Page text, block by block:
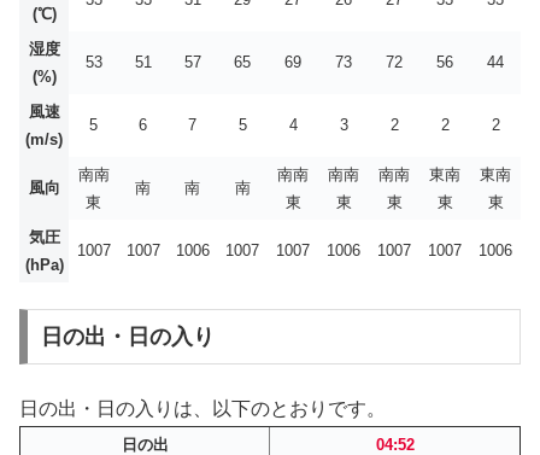
(℃)
湿度
(%)
53 51 57 65 69 73 72 56 44
風速
(m/s)
5 6 7 5 4 3 2 2 2
風向
南南
東
南 南 南
南南
東
南南
東
南南
東
東南
東
東南
東
気圧
(hPa)
1007 1007 1006 1007 1007 1006 1007 1007 1006
日の出・日の入り
日の出・日の入りは、以下のとおりです。
日の出
04:52